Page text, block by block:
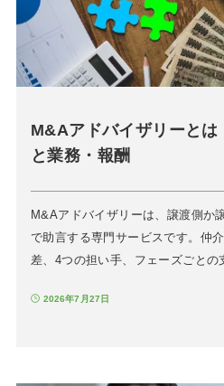
M&Aアドバイザリーと
と業務・報酬
M&Aアドバイザリーは、譲渡側か
で助言する専門サービスです。仲
差、4つの担い手、フェーズごとの
2026年7月27日